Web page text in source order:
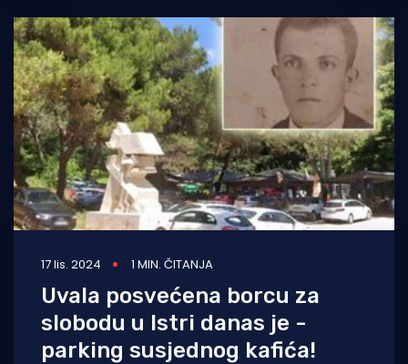
17 lis. 2024 1 MIN. ČITANJA
Uvala posvećena borcu za
slobodu u Istri danas je -
parking susjednog kafića!